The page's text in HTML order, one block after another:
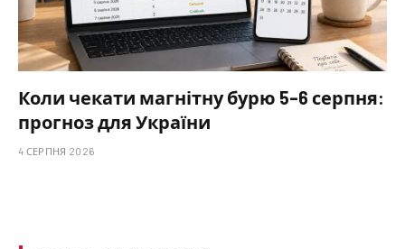
Коли чекати магнітну бурю 5–6 серпня:
прогноз для України
4 СЕРПНЯ 2026